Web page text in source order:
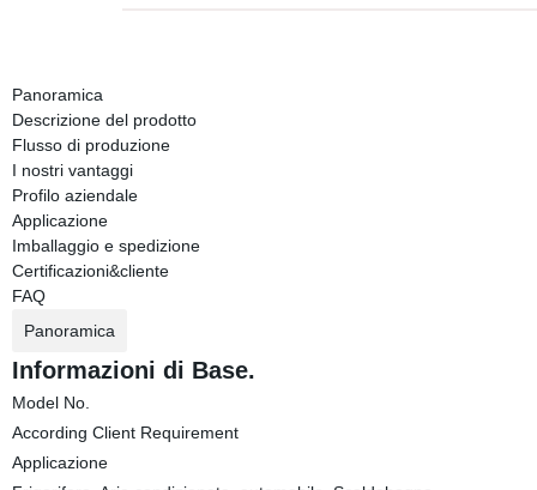
Panoramica
Descrizione del prodotto
Flusso di produzione
I nostri vantaggi
Profilo aziendale
Applicazione
Imballaggio e spedizione
Certificazioni&cliente
FAQ
Panoramica
Informazioni di Base.
Model No.
According Client Requirement
Applicazione